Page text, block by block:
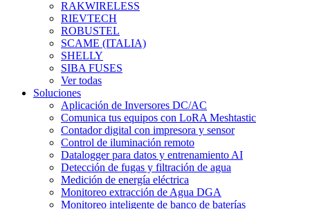
RAKWIRELESS
RIEVTECH
ROBUSTEL
SCAME (ITALIA)
SHELLY
SIBA FUSES
Ver todas
Soluciones
Aplicación de Inversores DC/AC
Comunica tus equipos con LoRA Meshtastic
Contador digital con impresora y sensor
Control de iluminación remoto
Datalogger para datos y entrenamiento AI
Detección de fugas y filtración de agua
Medición de energía eléctrica
Monitoreo extracción de Agua DGA
Monitoreo inteligente de banco de baterías